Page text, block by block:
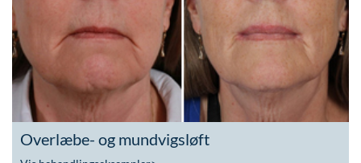
Overlæbe- og mundvigsløft